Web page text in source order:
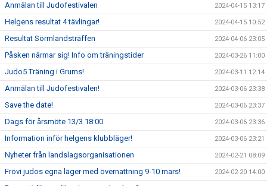
Anmälan till Judofestivalen 2024-04-15 13:17
Helgens resultat 4 tävlingar! 2024-04-15 10:52
Resultat Sörmlandsträffen 2024-04-06 23:05
Påsken närmar sig! Info om träningstider 2024-03-26 11:00
Judo5 Träning i Grums! 2024-03-11 12:14
Anmälan till Judofestivalen! 2024-03-06 23:38
Save the date! 2024-03-06 23:37
Dags för årsmöte 13/3 18:00 2024-03-06 23:36
Information inför helgens klubbläger! 2024-03-06 23:21
Nyheter från landslagsorganisationen 2024-02-21 08:09
Frövi judos egna läger med övernattning 9-10 mars! 2024-02-20 14:00